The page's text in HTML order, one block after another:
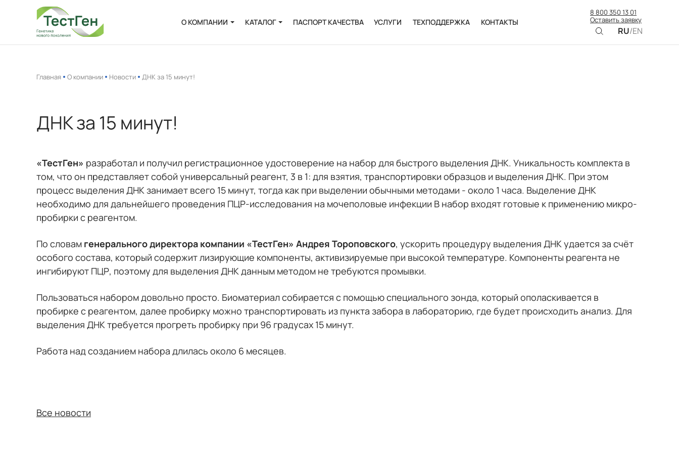
О КОМПАНИИ
Новости
КАТАЛОГ
Биоинформатика
ПАСПОРТ КАЧЕСТВА УСЛУГИ ТЕХПОДДЕРЖКА КОНТАКТЫ
8 800 350 13 01
Оставить заявку
RU/EN
Главная О компании Новости ДНК за 15 минут!
ДНК за 15 минут!
«ТестГен» разработал и получил регистрационное удостоверение на набор для быстрого выделения ДНК. Уникальность комплекта в
том, что он представляет собой универсальный реагент, 3 в 1: для взятия, транспортировки образцов и выделения ДНК. При этом
процесс выделения ДНК занимает всего 15 минут, тогда как при выделении обычными методами - около 1 часа. Выделение ДНК
необходимо для дальнейшего проведения ПЦР-исследования на мочеполовые инфекции В набор входят готовые к применению микро-
пробирки с реагентом.
По словам генерального директора компании «ТестГен» Андрея Тороповского, ускорить процедуру выделения ДНК удается за счёт
особого состава, который содержит лизирующие компоненты, активизируемые при высокой температуре. Компоненты реагента не
ингибируют ПЦР, поэтому для выделения ДНК данным методом не требуются промывки.
Пользоваться набором довольно просто. Биоматериал собирается с помощью специального зонда, который ополаскивается в
пробирке с реагентом, далее пробирку можно транспортировать из пункта забора в лабораторию, где будет происходить анализ. Для
выделения ДНК требуется прогреть пробирку при 96 градусах 15 минут.
Работа над созданием набора длилась около 6 месяцев.
Все новости